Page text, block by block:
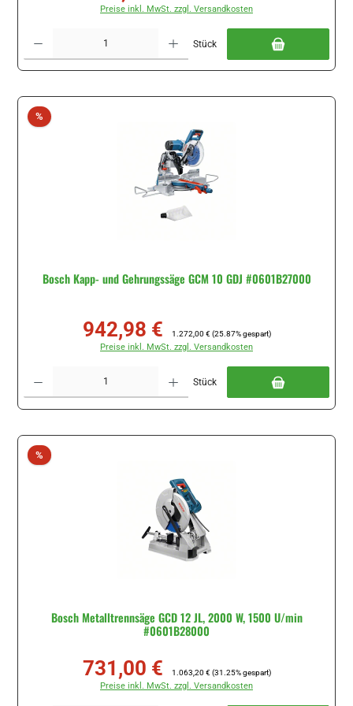
Preise inkl. MwSt. zzgl. Versandkosten
Stück
%Rabatt
Bosch Kapp- und Gehrungssäge GCM 10 GDJ #0601B27000
Verkaufspreis:
942,98 € Regulärer Preis:
1.272,00 € (25.87% gespart)
Preise inkl. MwSt. zzgl. Versandkosten
Stück
%Rabatt
Bosch Metalltrennsäge GCD 12 JL, 2000 W, 1500 U/min
#0601B28000
Verkaufspreis:
731,00 € 1.063,20 € (31.25% gespart)
Preise inkl. MwSt. zzgl. Versandkosten